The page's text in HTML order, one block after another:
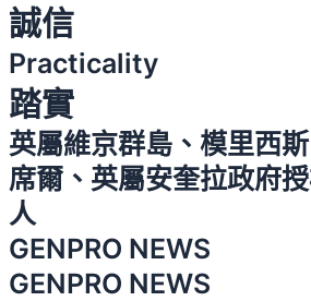
誠信
Practicality
踏實
英屬維京群島、模里西
席爾、英屬安奎拉政府
人
GENPRO NEWS
GENPRO NEWS